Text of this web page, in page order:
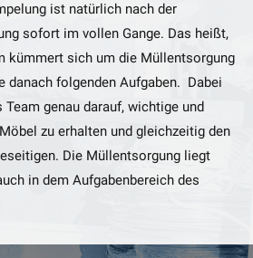
ist natürlich nach der
sofort im vollen Gange. Das heißt,
kümmert sich um die Müllentsorgung
danach folgenden Aufgaben. Dabei
Team genau darauf, wichtige und
zu erhalten und gleichzeitig den
Die Müllentsorgung liegt
in dem Aufgabenbereich des